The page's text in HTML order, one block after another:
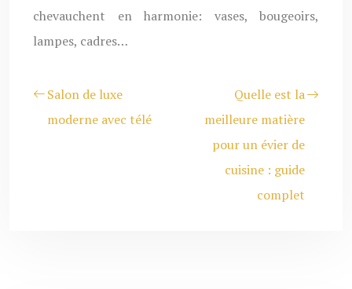
chevauchent en harmonie: vases, bougeoirs,
lampes, cadres…
Salon de luxe
moderne avec télé
Quelle est la
meilleure matière
pour un évier de
cuisine : guide
complet